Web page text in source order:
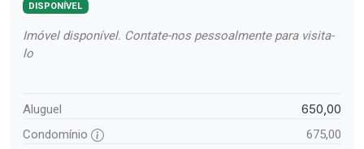
DISPONÍVEL
Imóvel disponível. Contate-nos pessoalmente para visita-
lo
Aluguel 650,00
Condomínio 675,00